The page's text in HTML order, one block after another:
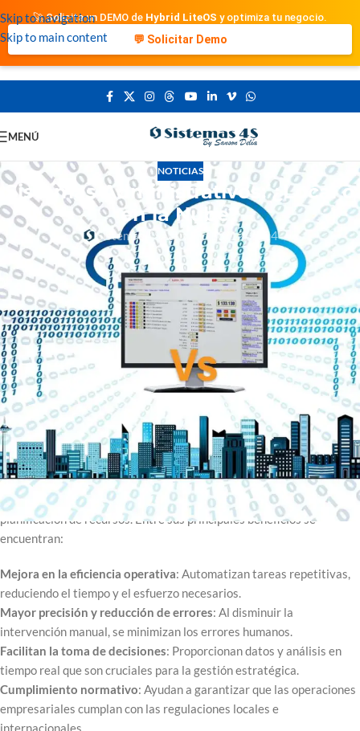
Skip to navigation
Skip to main content
🚀 Solicita un DEMO de Hybrid LiteOS y optimiza tu negocio.
💬 Solicitar Demo
MENÚ
NOTICIAS
Sistemas Administrativos: ¿Local o
en la Nube?
Sistemas 4S
Activado 18/12/2024
En el mundo de la tecnología y la gestión empresarial, lossistemas
administrativosjuegan un papel fundamental. Estos sistemas
permiten automatizar y optimizar diversas tareas administrativas,
facilitando la toma de decisiones y mejorando la eficiencia operativa
de las organizaciones. En esta entrada, exploraremos la utilidad de
los sistemas administrativos, compararemos las soluciones locales y
en la nube, y destacaremos las mejores prácticas y opciones
disponibles en el mercado venezolano.
Utilidad de los Sistemas Administrativos
Los sistemas administrativos son herramientas esenciales para
cualquier empresa que busque agilizar procesos como la
contabilidad, la gestión de inventarios, la facturación y la
planificación de recursos. Entre sus principales beneficios se
encuentran:
Mejora en la eficiencia operativa: Automatizan tareas repetitivas,
reduciendo el tiempo y el esfuerzo necesarios.
Mayor precisión y reducción de errores: Al disminuir la
intervención manual, se minimizan los errores humanos.
Facilitan la toma de decisiones: Proporcionan datos y análisis en
tiempo real que son cruciales para la gestión estratégica.
Cumplimiento normativo: Ayudan a garantizar que las operaciones
empresariales cumplan con las regulaciones locales e
internacionales.